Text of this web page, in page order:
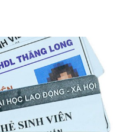
khá đông ở mọi cấp học từ